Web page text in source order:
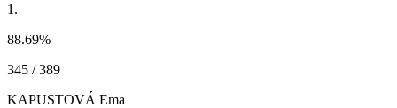
1.
88.69%
345 / 389
KAPUSTOVÁ Ema